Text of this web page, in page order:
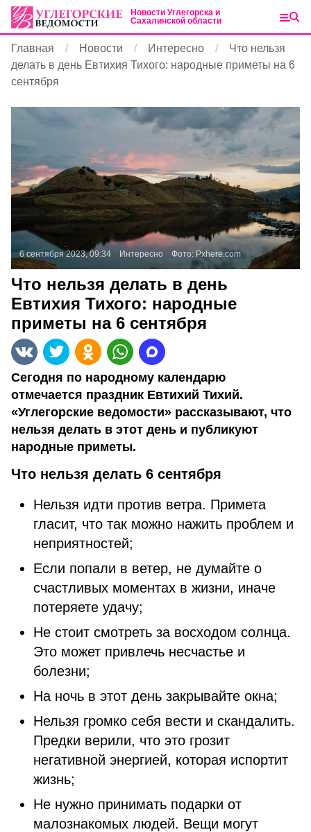
Новости Углегорска и
Сахалинской области
Главная Новости Интересно
Что нельзя
делать в день Евтихия Тихого: народные приметы на 6
сентября
6 сентября 2023, 09:34 Интересно Фото: Pxhere.com
Что нельзя делать в день
Евтихия Тихого: народные
приметы на 6 сентября
Сегодня по народному календарю
отмечается праздник Евтихий Тихий.
«Углегорские ведомости» рассказывают, что
нельзя делать в этот день и публикуют
народные приметы.
Что нельзя делать 6 сентября
Нельзя идти против ветра. Примета
гласит, что так можно нажить проблем и
неприятностей;
Если попали в ветер, не думайте о
счастливых моментах в жизни, иначе
потеряете удачу;
Не стоит смотреть за восходом солнца.
Это может привлечь несчастье и
болезни;
На ночь в этот день закрывайте окна;
Нельзя громко себя вести и скандалить.
Предки верили, что это грозит
негативной энергией, которая испортит
жизнь;
Не нужно принимать подарки от
малознакомых людей. Вещи могут